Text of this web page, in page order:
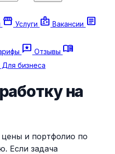
storefront Услуги badge Вакансии article
reviews Отзывы menu_book
Для бизнеса
на
и портфолио по
Если задача